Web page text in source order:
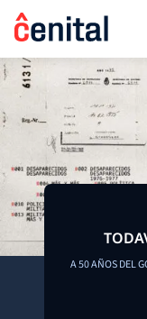
A 50 AÑOS DEL